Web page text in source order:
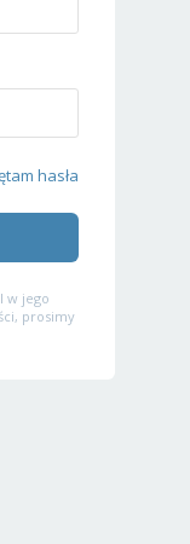
hasła
w jego
prosimy